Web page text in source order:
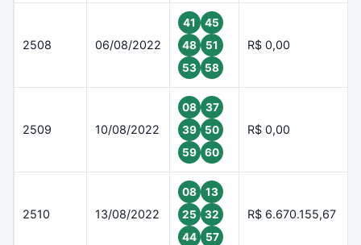
2508 06/08/2022
41
45
48
51
53
58
R$ 0,00
2509 10/08/2022
08
37
39
50
59
60
R$ 0,00
2510 13/08/2022
08
13
25
32
44
57
R$ 6.670.155,67